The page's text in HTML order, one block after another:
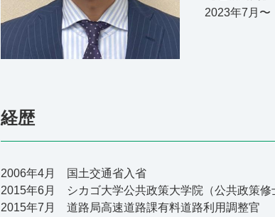
2023年7月〜
経歴
2006年4月 国土交通省入省
2015年6月 シカゴ大学公共政策大学院（公共政策修
2015年7月 道路局高速道路課有料道路利用調整官